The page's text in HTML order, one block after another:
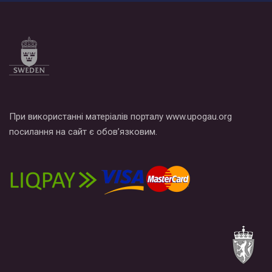
При використанні матеріалів порталу www.upogau.org
посилання на сайт є обов’язковим.